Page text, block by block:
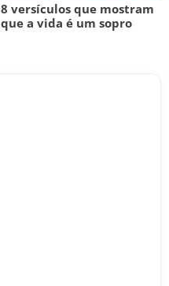
8 versículos que mostram
que a vida é um sopro